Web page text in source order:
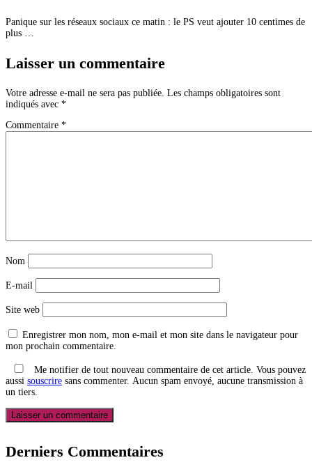
Panique sur les réseaux sociaux ce matin : le PS veut ajou­ter 10 cen­times de
plus …
Laisser un commentaire
Votre adresse e-mail ne sera pas publiée. Les champs obligatoires sont
indiqués avec *
Commentaire *
Nom
E-mail
Site web
Enregistrer mon nom, mon e-mail et mon site dans le navigateur pour
mon prochain commentaire.
Me notifier de tout nouveau commentaire de cet article. Vous pouvez
aussi souscrire sans commenter. Aucun spam envoyé, aucune transmission à
un tiers.
Derniers Commentaires